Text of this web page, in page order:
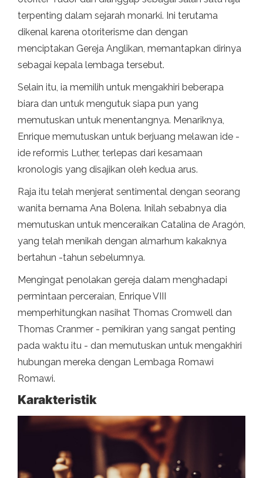
terpenting dalam sejarah monarki. Ini terutama
dikenal karena otoriterisme dan dengan
menciptakan Gereja Anglikan, memantapkan dirinya
sebagai kepala lembaga tersebut.
Selain itu, ia memilih untuk mengakhiri beberapa
biara dan untuk mengutuk siapa pun yang
memutuskan untuk menentangnya. Menariknya,
Enrique memutuskan untuk berjuang melawan ide -
ide reformis Luther, terlepas dari kesamaan
kronologis yang disajikan oleh kedua arus.
Raja itu telah menjerat sentimental dengan seorang
wanita bernama Ana Bolena. Inilah sebabnya dia
memutuskan untuk menceraikan Catalina de Aragón,
yang telah menikah dengan almarhum kakaknya
bertahun -tahun sebelumnya.
Mengingat penolakan gereja dalam menghadapi
permintaan perceraian, Enrique VIII
memperhitungkan nasihat Thomas Cromwell dan
Thomas Cranmer - pemikiran yang sangat penting
pada waktu itu - dan memutuskan untuk mengakhiri
hubungan mereka dengan Lembaga Romawi
Romawi.
Karakteristik